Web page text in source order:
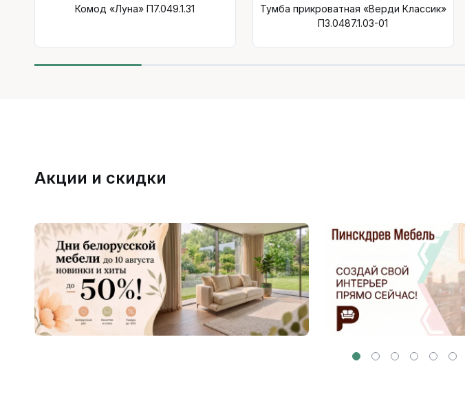
Комод «Луна» П7.049.1.31
Тумба прикроватная «Верди Классик»
П3.0487.1.03-01
Акции и скидки